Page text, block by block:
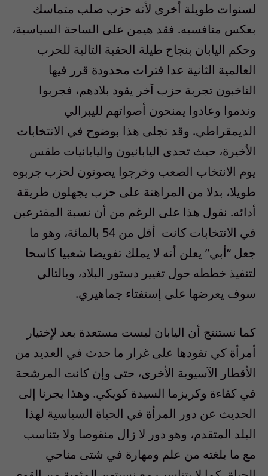
لسنوات طويلة أخرى لأنه حزب صلب متماسك
بعكس منافسيه. فقد هيمن على الساحة السياسية،
وحكم اليابان بنجاح طيلة الحقبة التالية للحرب
العالمية الثانية عدا فترات محدودة قرر فيها
الناخبون تجربة حزب آخر يقود بلادهم، فجربوا
وندموا وعادوا يمنحون أصواتهم لليبرالي
الديمقراطي. وقد تجلى هذا بوضوح في الانتخابات
الأخيرة، حيث تحدى اليابانيون واليابانيات طقس
يوم الانتخاب الصعب وخرجوا يصوتون لحزب جربوه
طويلا، بدلا من المراهنة على حزب يجهلون طريقة
أدائه. نقول هذا على الرغم من أن نسبة المقترعين
في الانتخابات كانت
أقل من 54 بالمائة، وهو ما
جعل “أبي” يعلن أنه لا يملك تفويضا شعبيا كاسحا
لتنفيذ خططه حول تغيير دستور البلاد، وبالتالي
سوف يعرضها على إستفتاء جماهيري.
كما نستنتج أن اليابان ليست مستعدة بعد لإختيار
أمرأة كي تقودها على غرار ما حدث في العديد من
الأقطار الآسيوية الأخرى، حتى وإن كانت المرشحة
في كفاءة وكريزما السيدة كويكي. وهذا يجرنا إلى
الحديث عن دور المرأة في الحياة السياسية لهذا
البلد المتقدم، وهو دور لا زال منقوصا ولا يتناسب
مع ما بلغته من علم ومهارة في شتى مناحي